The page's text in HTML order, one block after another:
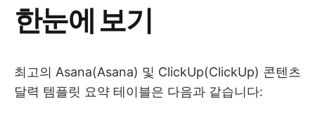
한눈에 보기
최고의 Asana(Asana) 및 ClickUp(ClickUp) 콘텐츠
달력 템플릿 요약 테이블은 다음과 같습니다: